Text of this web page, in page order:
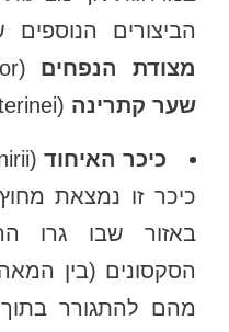
הביצורים
מצודת הנפחים(Bastionul Fierarilor) ואת
שער קתרינה(Poarta Ecaterinei).
כיכר האיחוד (Piata Unirii).
כיכר זו נמצאת
באזור שבו גרו
מהם להתגורר